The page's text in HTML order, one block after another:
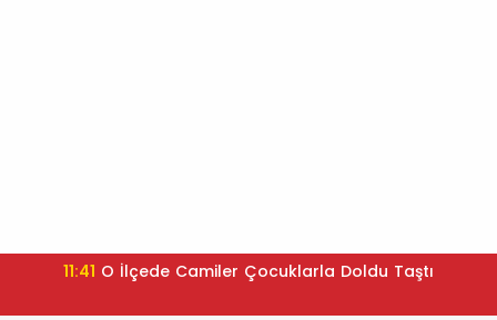
11:41 O İlçede Camiler Çocuklarla Doldu Taştı